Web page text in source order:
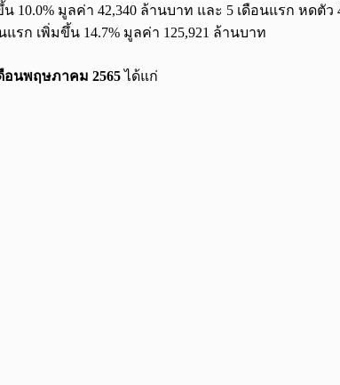
มูลค่า 42,340 ล้านบาท และ 5 เดือนแรก หดตัว
แรก เพิ่มขึ้น 14.7% มูลค่า 125,921 ล้านบาท
อนพฤษภาคม 2565ได้แก่